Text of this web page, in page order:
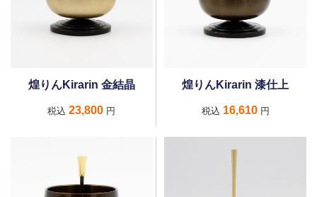
煌りんKirarin 金結晶
税込23,800 円
煌りんKirarin 漆仕上
税込 16,610円